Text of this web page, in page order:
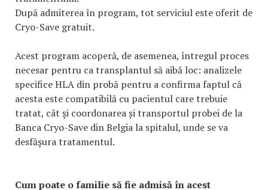
După admiterea în program, tot serviciul este oferit de
Cryo-Save gratuit.
Acest program acoperă, de asemenea, întregul proces
necesar pentru ca transplantul să aibă loc: analizele
specifice HLA din probă pentru a confirma faptul că
acesta este compatibilă cu pacientul care trebuie
tratat, cât şi coordonarea și transportul probei de la
Banca Cryo-Save din Belgia la spitalul, unde se va
desfăşura tratamentul.
Cum poate o familie să fie admisă în acest